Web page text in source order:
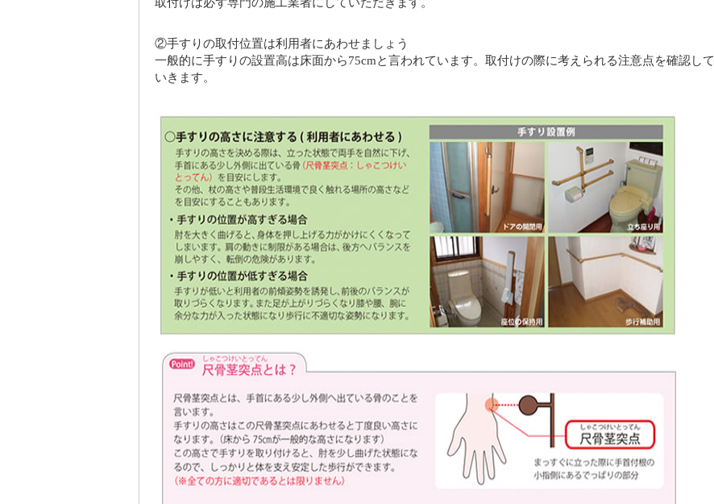
②手すりの取付位置は利用者にあわせましょう
一般的に手すりの設置高は床面から75cmと言われています。取付けの際に考えられる注意点を確認して
いきます。